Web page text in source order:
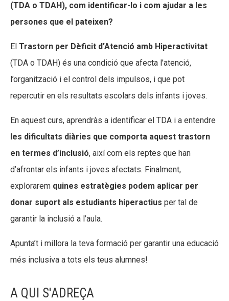
(TDA o TDAH), com identificar-lo i com ajudar a les
persones que el pateixen?
El Trastorn per Dèficit d’Atenció amb Hiperactivitat
(TDA o TDAH) és una condició que afecta l’atenció,
l’organització i el control dels impulsos, i que pot
repercutir en els resultats escolars dels infants i joves.
En aquest curs, aprendràs a identificar el TDA i a entendre
les dificultats diàries que comporta aquest trastorn
en termes d’inclusió, així com els reptes que han
d’afrontar els infants i joves afectats. Finalment,
explorarem quines estratègies podem aplicar per
donar suport als estudiants hiperactius per tal de
garantir la inclusió a l’aula.
Apunta’t i millora la teva formació per garantir una educació
més inclusiva a tots els teus alumnes!
A QUI S'ADREÇA
Notícies
Butlletins
Diari de la Fundació
Fundesplai als mitjans
Xarxes socials
COL·LABORA
Fes voluntariat
Fes un donatiu
Notícies
Butlletins
Diari de la Fundació
Fundesplai als mitjans
Xarxes socials
COL·LABORA
Fes voluntariat
Fes un donatiu